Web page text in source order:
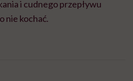
i cudnego przepływu
nie kochać.